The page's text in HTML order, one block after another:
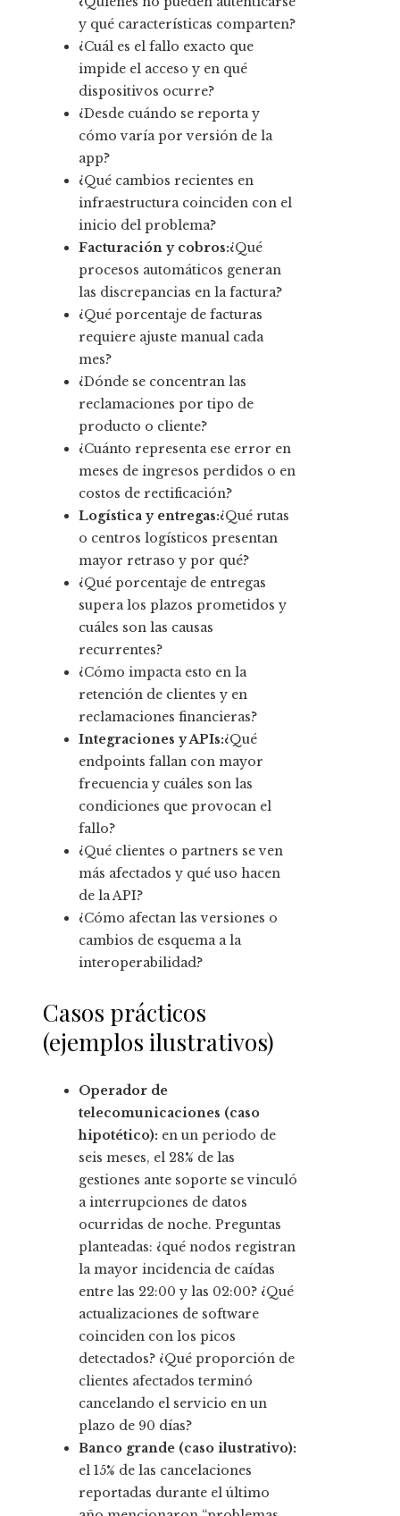
y qué características comparten?
¿Cuál es el fallo exacto que
impide el acceso y en qué
dispositivos ocurre?
¿Desde cuándo se reporta y
cómo varía por versión de la
app?
¿Qué cambios recientes en
infraestructura coinciden con el
inicio del problema?
Facturación y cobros:¿Qué
procesos automáticos generan
las discrepancias en la factura?
¿Qué porcentaje de facturas
requiere ajuste manual cada
mes?
¿Dónde se concentran las
reclamaciones por tipo de
producto o cliente?
¿Cuánto representa ese error en
meses de ingresos perdidos o en
costos de rectificación?
Logística y entregas:¿Qué rutas
o centros logísticos presentan
mayor retraso y por qué?
¿Qué porcentaje de entregas
supera los plazos prometidos y
cuáles son las causas
recurrentes?
¿Cómo impacta esto en la
retención de clientes y en
reclamaciones financieras?
Integraciones y APIs:¿Qué
endpoints fallan con mayor
frecuencia y cuáles son las
condiciones que provocan el
fallo?
¿Qué clientes o partners se ven
más afectados y qué uso hacen
de la API?
¿Cómo afectan las versiones o
cambios de esquema a la
interoperabilidad?
Casos prácticos
(ejemplos ilustrativos)
Operador de
telecomunicaciones (caso
hipotético): en un periodo de
seis meses, el 28% de las
gestiones ante soporte se vinculó
a interrupciones de datos
ocurridas de noche. Preguntas
planteadas: ¿qué nodos registran
la mayor incidencia de caídas
entre las 22:00 y las 02:00? ¿Qué
actualizaciones de software
coinciden con los picos
detectados? ¿Qué proporción de
clientes afectados terminó
cancelando el servicio en un
plazo de 90 días?
Banco grande (caso ilustrativo):
el 15% de las cancelaciones
reportadas durante el último